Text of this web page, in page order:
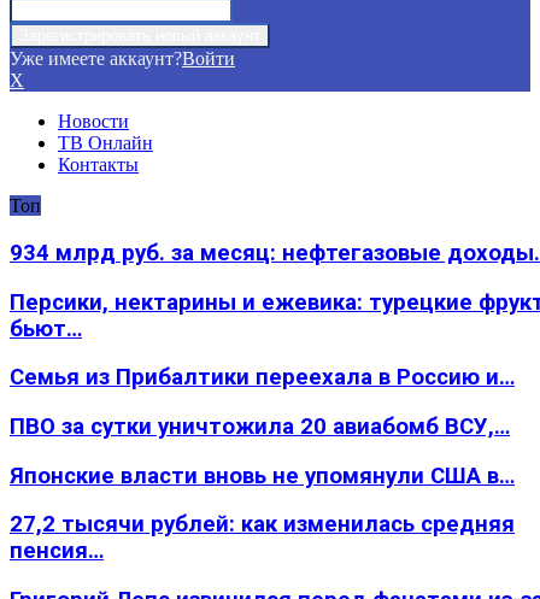
Уже имеете аккаунт?Войти
X
Новости
ТВ Онлайн
Контакты
Топ
934 млрд руб. за месяц: нефтегазовые
Персики, нектарины и ежевика: турецкие
бьют…
Семья из Прибалтики переехала в Россию и…
ПВО за сутки уничтожила 20 авиабомб ВСУ,…
Японские власти вновь не упомянули США в…
27,2 тысячи рублей: как изменилась средняя
пенсия…